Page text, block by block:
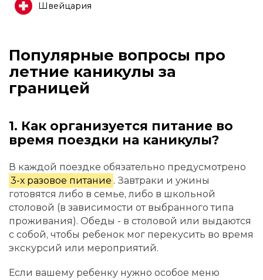
Швейцария
Популярные вопросы про
летние каникулы за
границей
1. Как организуется питание во
время поездки на каникулы?
В каждой поездке обязательно предусмотрено
3-х разовое питание . Завтраки и ужины
готовятся либо в семье, либо в школьной
столовой (в зависимости от выбранного типа
проживания). Обеды - в столовой или выдаются
с собой, чтобы ребенок мог перекусить во время
экскурсий или мероприятий.
Если вашему ребенку нужно особое меню